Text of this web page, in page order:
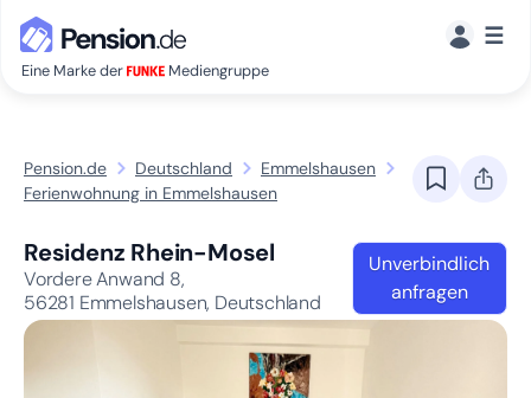
Eine Marke der Mediengruppe
☰
Pension.de Deutschland
Emmelshausen
Ferienwohnung in Emmelshausen
Residenz Rhein-Mosel
Vordere Anwand 8,
56281 Emmelshausen, Deutschland
Unverbindlich
anfragen